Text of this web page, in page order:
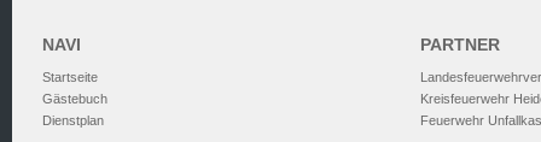
NAVI
Startseite
Gästebuch
Dienstplan
PARTNER
Kreisfeuerwehr
Feuerwehr